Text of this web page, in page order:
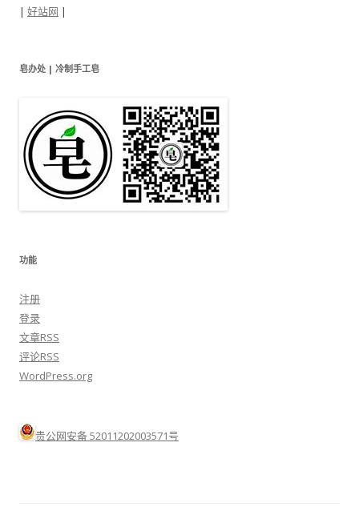
| 好站网 |
皂办处 | 冷制手工皂
功能
注册
登录
文章RSS
评论RSS
WordPress.org
贵公网安备 52011202003571号